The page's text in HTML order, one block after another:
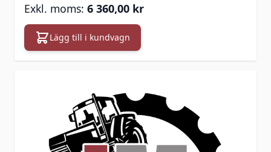
6 360,00 kr
Lägg till i kundvagn